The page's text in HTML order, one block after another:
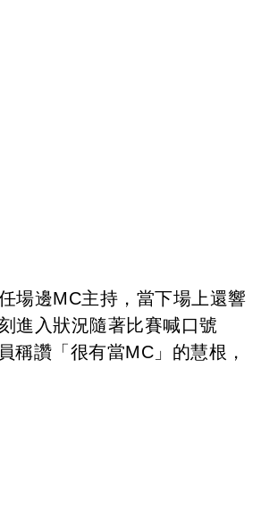
場邊MC主持，當下場上還響
進入狀況隨著比賽喊口號
稱讚「很有當MC」的慧根，